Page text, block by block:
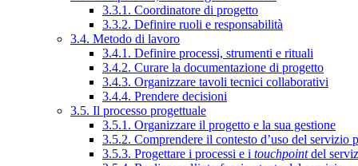
3.3.1. Coordinatore di progetto
3.3.2. Definire ruoli e responsabilità
3.4. Metodo di lavoro
3.4.1. Definire processi, strumenti e rituali
3.4.2. Curare la documentazione di progetto
3.4.3. Organizzare tavoli tecnici collaborativi
3.4.4. Prendere decisioni
3.5. Il processo progettuale
3.5.1. Organizzare il progetto e la sua gestione
3.5.2. Comprendere il contesto d’uso del servizio
3.5.3. Progettare i processi e i touchpointdel